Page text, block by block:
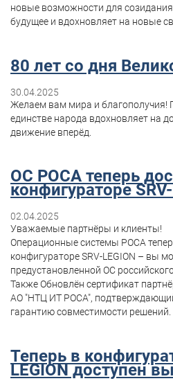
новые возможности для
будущее и вдохновляет на новые
80 лет со дня
30.04.2025
Желаем вам мира и благополучия!
единстве народа вдохновляет на
движение вперёд.
ОС РОСА теперь
конфигураторе
02.04.2025
Уважаемые партнёры и клиенты!
Операционные системы РОСА
конфигураторе SRV-LEGION – вы
предустановленной ОС
Также Обновлён сертификат
АО "НТЦ ИТ РОСА", подтверждающий
гарантию совместимости решений.
Теперь в
LEGION доступен